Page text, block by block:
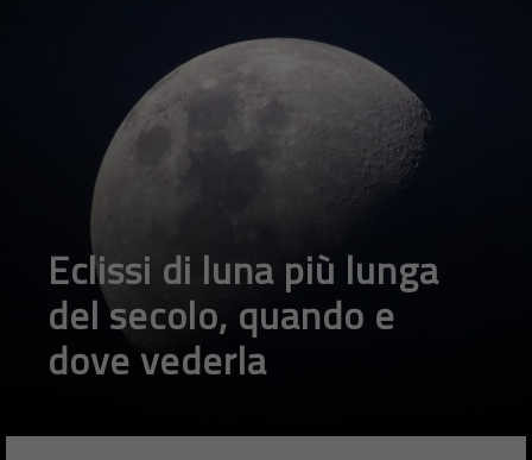
Eclissi di luna più lunga
del secolo, quando e
dove vederla